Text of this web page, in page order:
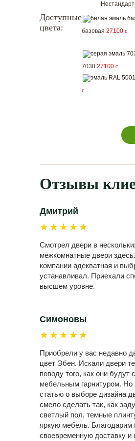
Доступные
цвета:
базовая 27100 c
7038 27100 c
c
Отзывы
Дмитрий
★★★★★
Смотрел двери в
межкомнатные двери
компании адекватная и
устанавливал. Приехали
высшем уровне.
Симоновы
★★★★★
Приобрели у вас недавно
цвет Эбен. Искали двери
поводу того, как они
мебельным гарнитуром. Но
статью о выборе дизайна
смело сделать так, как
светлый пол, темные
яркую мебель. Благодарим
своевременную доставку